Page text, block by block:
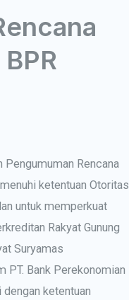
Pengumuman Rencana
ketentuan Otoritas
untuk memperkuat
Rakyat Gunung
Suryamas
PT. Bank Perekonomian
dengan ketentuan